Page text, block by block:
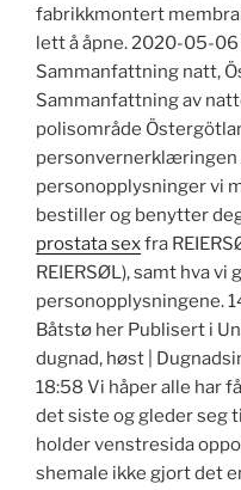
fabrikkmontert
lett å åpne. 2020-05-
Sammanfattning natt,
Sammanfattning av
polisområde
personvernerklæringen
personopplysninger vi
bestiller og benytter
prostata sexfra
REIERSØL), samt hva vi
personopplysningene.
Båtstø her Publisert i
dugnad, høst |
18:58 Vi håper alle har
det siste og gleder seg
holder venstresida
shemale ikke gjort det